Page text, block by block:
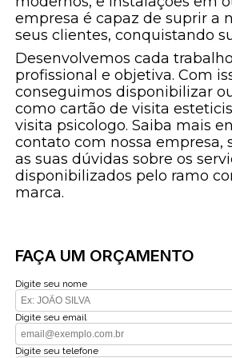
empresa é capaz de suprir a
seus clientes, conquistando
Desenvolvemos cada
profissional e objetiva. Com
conseguimos disponibilizar
como cartão de visita
visita psicologo. Saiba mais
contato com nossa empresa,
as suas dúvidas sobre os
disponibilizados pelo ramo
marca.
FAÇA UM ORÇAMENTO
Digite seu nome
Digite seu email
Digite seu telefone